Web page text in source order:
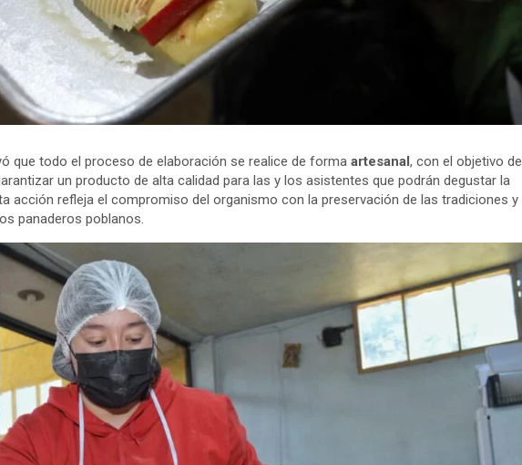
que todo el proceso de elaboración se realice de forma artesanal, con el objetivo de
un producto de alta calidad para las y los asistentes que podrán degustar la
acción refleja el compromiso del organismo con la preservación de las tradiciones y
panaderos poblanos.